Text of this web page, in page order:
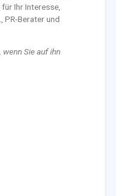
Ihr Interesse,
PR-Berater und
Sie auf ihn